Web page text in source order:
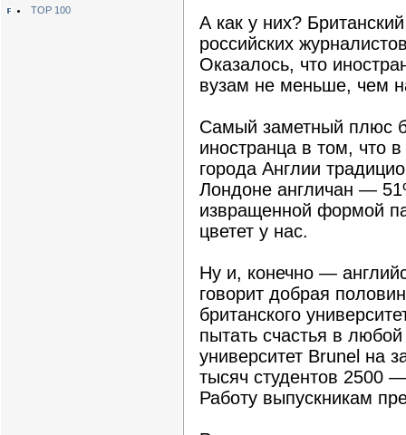
TOP 100
А как у них?
российских
Оказалось, что
вузам не меньше, чем
Самый заметный плюс
иностранца в том, что
города Англии
Лондоне англичан —
извращенной формой
цветет у нас.
Ну и, конечно —
говорит добрая
британского
пытать счастья в
университет Brunel на
тысяч студентов 2500
Работу выпускникам